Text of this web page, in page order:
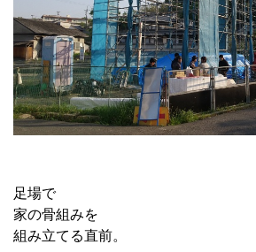
足場で
家の骨組みを
組み立てる直前。